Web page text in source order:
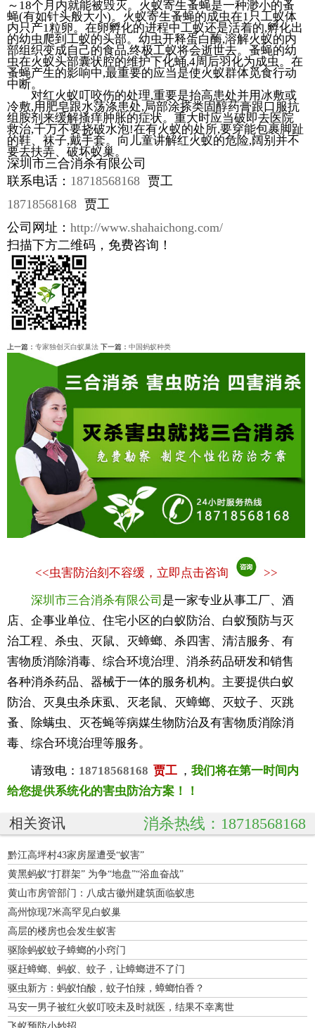
～18个月内就能被毁灭。火蚁寄生蚤蝇是一种渺小的蚤
蝇(有如针头般大小)。火蚁寄生蚤蝇的成虫在1只工蚁体
内只产1粒卵。在卵孵化的进程中工蚁还是活着的,孵化出
的幼虫爬到工蚁的头部。幼虫开释蛋白酶,溶解火蚁的内
部组织变成自己的食品,终极工蚁将会逝世去。蚤蝇的幼
虫在火蚁头部囊状腔的维护下化蛹,4周后羽化为成虫。在
蚤蝇产生的影响中,最重要的应当是使火蚁群体觅食行动
中断。
对红火蚁叮咬伤的处理,重要是抬高患处并用冰敷或
冷敷,用肥皂跟水荡涤患处,局部涂搽类固醇药膏跟口服抗
组胺剂来缓解搔痒肿胀的症状。重大时应当破即去医院
救治,千万不要挠破水泡!在有火蚁的处所,要穿能包裹脚趾
的鞋、袜子,戴手套。向儿童讲解红火蚁的危险,阔别并不
要去扶弄、破坏蚁巢。
深圳市三合消杀有限公司
联系电话： 18718568168 贾工
18718568168 贾工
公司网址： http://www.shahaichong.com/
扫描下方二维码，免费咨询！
上一篇： 专家独创灭白蚁巢法 下一篇： 中国蚂蚁种类
<<虫害防治刻不容缓，立即点击咨询 >>
深圳市三合消杀有限公司 是一家专业从事工厂、酒
店、企事业单位、住宅小区的白蚁防治、白蚁预防与灭
治工程、杀虫、灭鼠、灭蟑螂、杀四害、清洁服务、有
害物质消除消毒、综合环境治理、消杀药品研发和销售
各种消杀药品、器械于一体的服务机构。主要提供白蚁
防治、灭臭虫杀床虱、灭老鼠、灭蟑螂、灭蚊子、灭跳
蚤、除螨虫、灭苍蝇等病媒生物防治及有害物质消除消
毒、综合环境治理等服务。
请致电： 18718568168 贾工 ， 我们将在第一时间内
给您提供系统化的害虫防治方案！！
相关资讯 消杀热线：18718568168
黔江高坪村43家房屋遭受“蚁害”
黄黑蚂蚁“打群架” 为争“地盘”“浴血奋战”
黄山市房管部门：八成古徽州建筑面临蚁患
高州惊现7米高罕见白蚁巢
高层的楼房也会发生蚁害
驱除蚂蚁蚊子蟑螂的小窍门
驱赶蟑螂、蚂蚁、蚊子，让蟑螂进不了门
驱虫新方：蚂蚁怕酸，蚊子怕辣，蟑螂怕香？
马安一男子被红火蚁叮咬未及时就医，结果不幸离世